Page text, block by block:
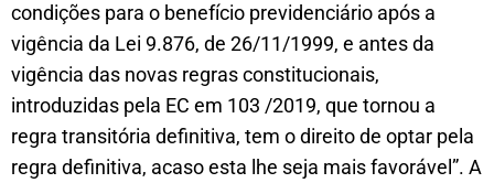
condições para o benefício previdenciário após a
vigência da Lei 9.876, de 26/11/1999, e antes da
vigência das novas regras constitucionais,
introduzidas pela EC em 103 /2019, que tornou a
regra transitória definitiva, tem o direito de optar pela
regra definitiva, acaso esta lhe seja mais favorável”. A